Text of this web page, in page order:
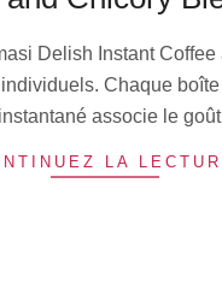
Delish Instant
Chaque
associe le
LA